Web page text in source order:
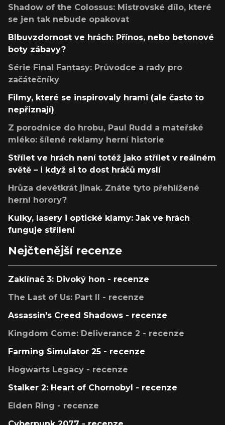
Shadow of the Colossus: Mistrovské dílo, které
se jen tak nebude opakovat
Blbuvzdornost ve hrách: Přínos, nebo betonové
boty zábavy?
Série Final Fantasy: Průvodce a rady pro
začátečníky
Filmy, které se inspirovaly hrami (ale často to
nepřiznají)
Z porodnice do hrobu, Paul Rudd a mateřské
mléko: šílené reklamy herní historie
Střílet ve hrách není totéž jako střílet v reálném
světě – i když si to dost hráčů myslí
Hrůza devětkrát jinak. Znáte tyto přehlížené
herní horory?
Kulky, lasery i optické klamy: Jak ve hrách
funguje střílení
Nejčtenější recenze
Zaklínač 3: Divoký hon - recenze
The Last of Us: Part II - recenze
Assassin's Creed Shadows - recenze
Kingdom Come: Deliverance 2 - recenze
Farming Simulator 25 - recenze
Hogwarts Legacy - recenze
Stalker 2: Heart of Chornobyl - recenze
Elden Ring - recenze